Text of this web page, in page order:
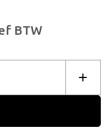
BTW
+